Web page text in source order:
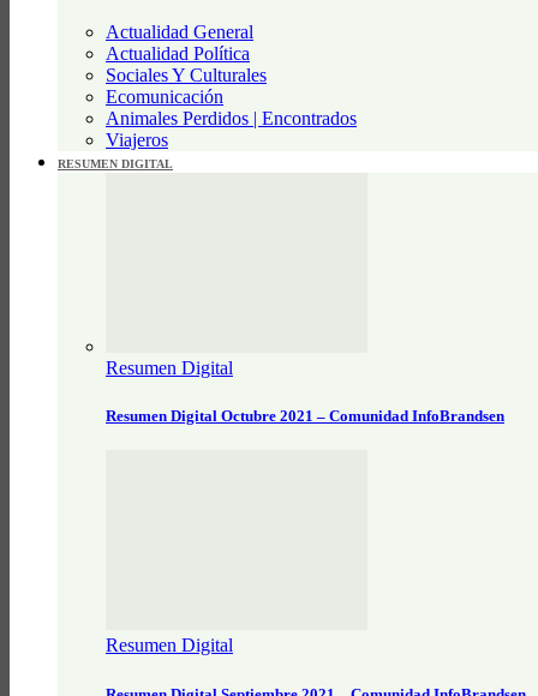
Actualidad General
Actualidad Política
Sociales Y Culturales
Ecomunicación
Animales Perdidos | Encontrados
Viajeros
RESUMEN DIGITAL
Resumen Digital
Resumen Digital Octubre 2021 – Comunidad InfoBrandsen
Resumen Digital